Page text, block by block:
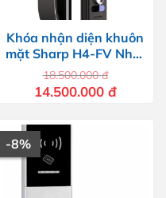
Khóa nhận diện khuôn
mặt Sharp H4-FV Nhật
Bản
18.500.000đ
Giá
gốc
14.500.000 đGiá
hiện
-8%